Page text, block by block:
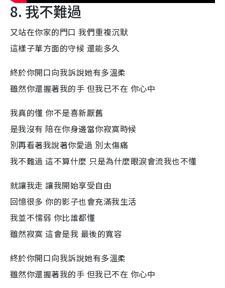
8. 我不難過
又站在你家的門口 我們重複沉默
這樣子單方面的守候 還能多久
終於你開口向我訴說她有多溫柔
雖然你還握著我的手 但我已不在 你心中
我真的懂 你不是喜新厭舊
是我沒有 陪在你身邊當你寂寞時候
別再看著我說著你愛過 別太傷痛
我不難過 這不算什麼 只是為什麼眼淚會流我也不懂
就讓我走 讓我開始享受自由
回憶很多 你的影子也會充滿我生活
我並不懦弱 你比誰都懂
雖然寂寞 這會是我 最後的寬容
終於你開口向我訴說她有多溫柔
雖然你還握著我的手 但我已不在 你心中